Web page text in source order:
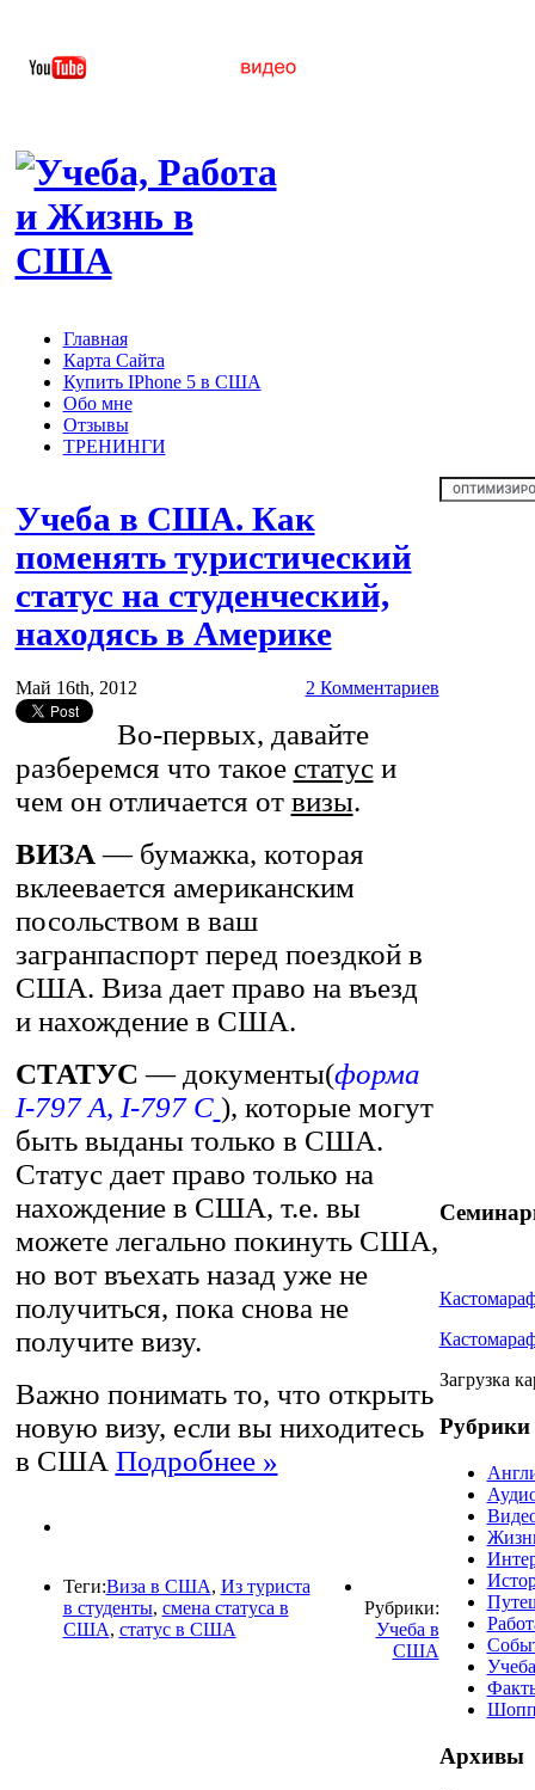
Главная
Карта Сайта
Купить IPhone 5 в США
Обо мне
Отзывы
ТРЕНИНГИ
Учеба в США. Как
поменять туристический
статус на студенческий,
находясь в Америке
Май 16th, 2012 2 Комментариев
Во-первых, давайте
разберемся что такое статуси
чем он отличается от визы.
ВИЗА — бумажка, которая
вклеевается американским
посольством в ваш
загранпаспорт перед поездкой в
США. Виза дает право на въезд
и нахождение в США.
СТАТУС — документы(форма
I-797 A, I-797 C ), которые могут
быть выданы только в США.
Статус дает право только на
нахождение в США, т.е. вы
можете легально покинуть США,
но вот въехать назад уже не
получиться, пока снова не
получите визу.
Важно понимать то, что открыть
новую визу, если вы ниходитесь
в США Подробнее »
Теги:Виза в США, Из туриста
в студенты, смена статуса в
США, статус в США
Рубрики:
Учеба в
США
Загрузка
Рубрики
Архивы